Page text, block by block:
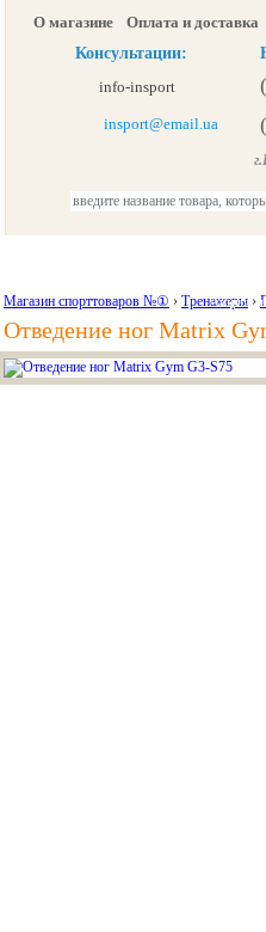
О магазине
Оплата и доставка
Консультации:
info-insport
insport@email.ua
Акции и
Магазин спорттоваров №① › Тренажеры ›
Отведение ног Matrix